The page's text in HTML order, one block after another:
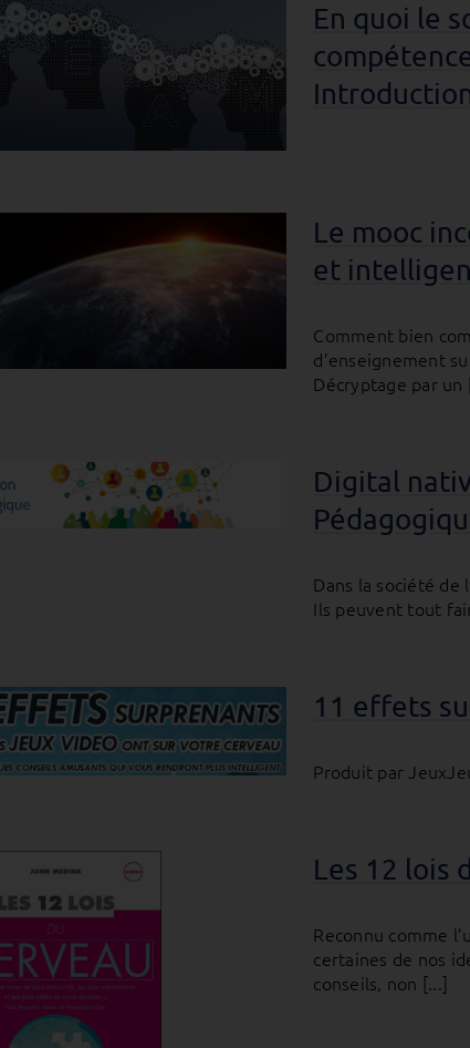
En quoi le
Le mooc
et
Comment bien
d’enseignement
Décryptage par un
Digital
Dans la société de
Ils peuvent tout
11 effets
Produit par
Les 12 lois
Reconnu comme
certaines de nos
conseils, non [...]